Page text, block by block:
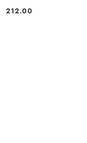
Cena:
212.00